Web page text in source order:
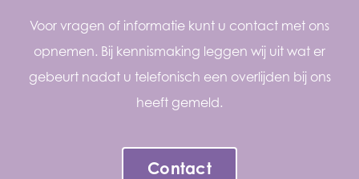
Voor vragen of informatie kunt u contact met ons
opnemen. Bij kennismaking leggen wij uit wat er
gebeurt nadat u telefonisch een overlijden bij ons
heeft gemeld.
Contact